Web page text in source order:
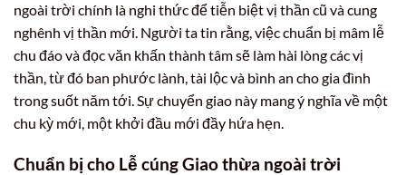
ngoài trời chính là nghi thức để tiễn biệt vị thần cũ và cung
nghênh vị thần mới. Người ta tin rằng, việc chuẩn bị mâm lễ
chu đáo và đọc văn khấn thành tâm sẽ làm hài lòng các vị
thần, từ đó ban phước lành, tài lộc và bình an cho gia đình
trong suốt năm tới. Sự chuyển giao này mang ý nghĩa về một
chu kỳ mới, một khởi đầu mới đầy hứa hẹn.
Chuẩn bị cho Lễ cúng Giao thừa ngoài trời